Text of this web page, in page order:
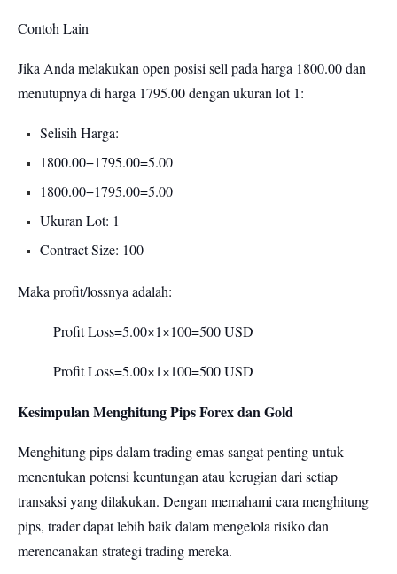
Contoh Lain
Jika Anda melakukan open posisi sell pada harga 1800.00 dan
menutupnya di harga 1795.00 dengan ukuran lot 1:
Selisih Harga:
1800.00−1795.00=5.00
1800.00−1795.00=5.00
Ukuran Lot: 1
Contract Size: 100
Maka profit/lossnya adalah:
Profit Loss=5.00×1×100=500 USD
Profit Loss=5.00×1×100=500 USD
Kesimpulan Menghitung Pips Forex dan Gold
Menghitung pips dalam trading emas sangat penting untuk
menentukan potensi keuntungan atau kerugian dari setiap
transaksi yang dilakukan. Dengan memahami cara menghitung
pips, trader dapat lebih baik dalam mengelola risiko dan
merencanakan strategi trading mereka.